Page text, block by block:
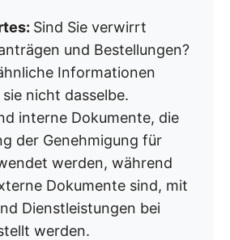
Sind Sie verwirrt
und Bestellungen?
Informationen
nicht dasselbe.
interne Dokumente, die
der Genehmigung für
werden, während
Dokumente sind, mit
Dienstleistungen bei
werden.